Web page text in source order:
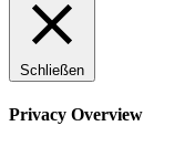
Schließen
Privacy Overview